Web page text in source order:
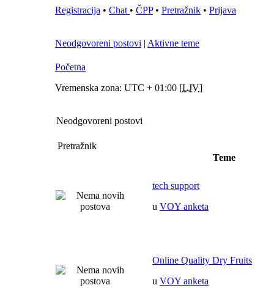
Registracija • Chat • ČPP• Pretražnik • Prijava
Neodgovoreni postovi | Aktivne teme
Početna
Vremenska zona: UTC + 01:00 [LJV]
Neodgovoreni postovi
Pretražnik
Teme
tech support
u VOY anketa
Online Quality Dry Fruits
u VOY anketa